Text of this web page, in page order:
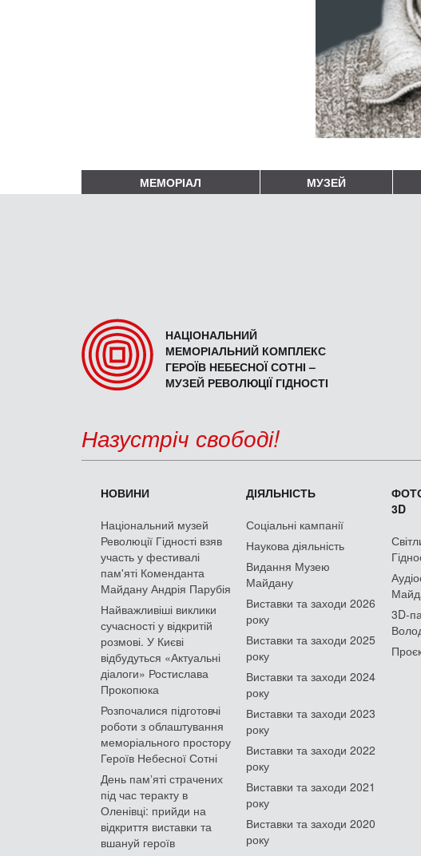
МЕМОРІАЛ МУЗЕЙ
НАЦІОНАЛЬНИЙ
МЕМОРІАЛЬНИЙ КОМПЛЕКС
ГЕРОЇВ НЕБЕСНОЇ СОТНІ –
МУЗЕЙ РЕВОЛЮЦІЇ ГІДНОСТІ
Назустріч свободі!
НОВИНИ
Національний музей
Революції Гідності взяв
участь у фестивалі
пам'яті Коменданта
Майдану Андрія Парубія
Найважливіші виклики
сучасності у відкритій
розмові. У Києві
відбудуться «Актуальні
діалоги» Ростислава
Прокопюка
Розпочалися підготовчі
роботи з облаштування
меморіального простору
Героїв Небесної Сотні
День памʼяті страчених
під час теракту в
Оленівці: прийди на
відкриття виставки та
вшануй героїв
ДІЯЛЬНІСТЬ
Соціальні кампанії
Наукова діяльність
Видання Музею
Майдану
Виставки та заходи 2026
року
Виставки та заходи 2025
року
Виставки та заходи 2024
року
Виставки та заходи 2023
року
Виставки та заходи 2022
року
Виставки та заходи 2021
року
Виставки та заходи 2020
року
3D
3D-